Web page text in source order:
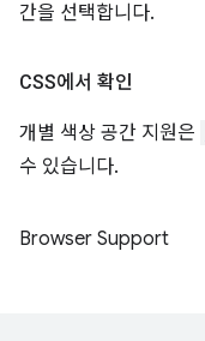
간을 선택합니다.
CSS에서 확인
개별 색상 공간 지원은
수 있습니다.
Browser Support